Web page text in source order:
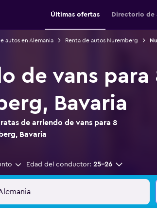
Últimas ofertas Directorio de
autos en Alemania Renta de autos Nuremberg
de vans para
Bavaria
de arriendo de vans para 8
Bavaria
Edad del conductor: 25-26